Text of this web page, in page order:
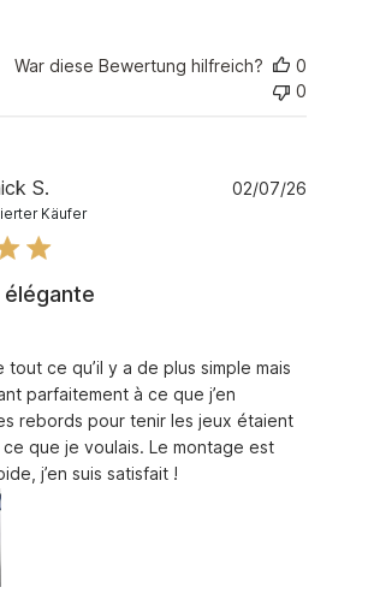
War diese Bewertung hilfreich?
0
0
S.
Käufer
ce qu’il y a de plus simple mais
parfaitement à ce que j’en
rebords pour tenir les jeux étaient
que je voulais. Le montage est
j’en suis satisfait !
review content Une étagère tout ce
02/07/26